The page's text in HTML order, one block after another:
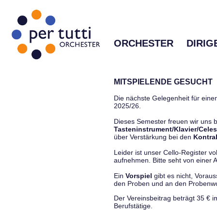
ORCHESTER
MITSPIELENDE GESUCHT
Die nächste Gelegenheit für
2025/26.
Dieses Semester freuen wir uns
Tasteninstrument/Klavier/
über Verstärkung bei den
Leider ist unser Cello-Register
aufnehmen. Bitte seht von einer
Ein Vorspiel gibt es nicht,
den Proben und an den
Der Vereinsbeitrag beträgt 35 €
Berufstätige.